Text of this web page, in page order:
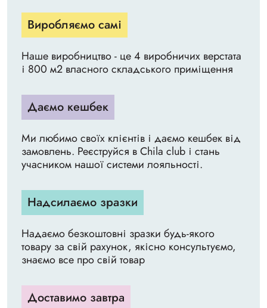
Виробляємо самі
Наше виробництво - це 4 виробничих верстата
і 800 м2 власного складського приміщення
Даємо кешбек
Ми любимо своїх клієнтів і даємо кешбек від
замовлень. Реєструйся в Chila club і стань
учасником нашої системи лояльності.
Надсилаємо зразки
Надаємо безкоштовні зразки будь-якого
товару за свій рахунок, якісно консультуємо,
знаємо все про свій товар
Доставимо завтра